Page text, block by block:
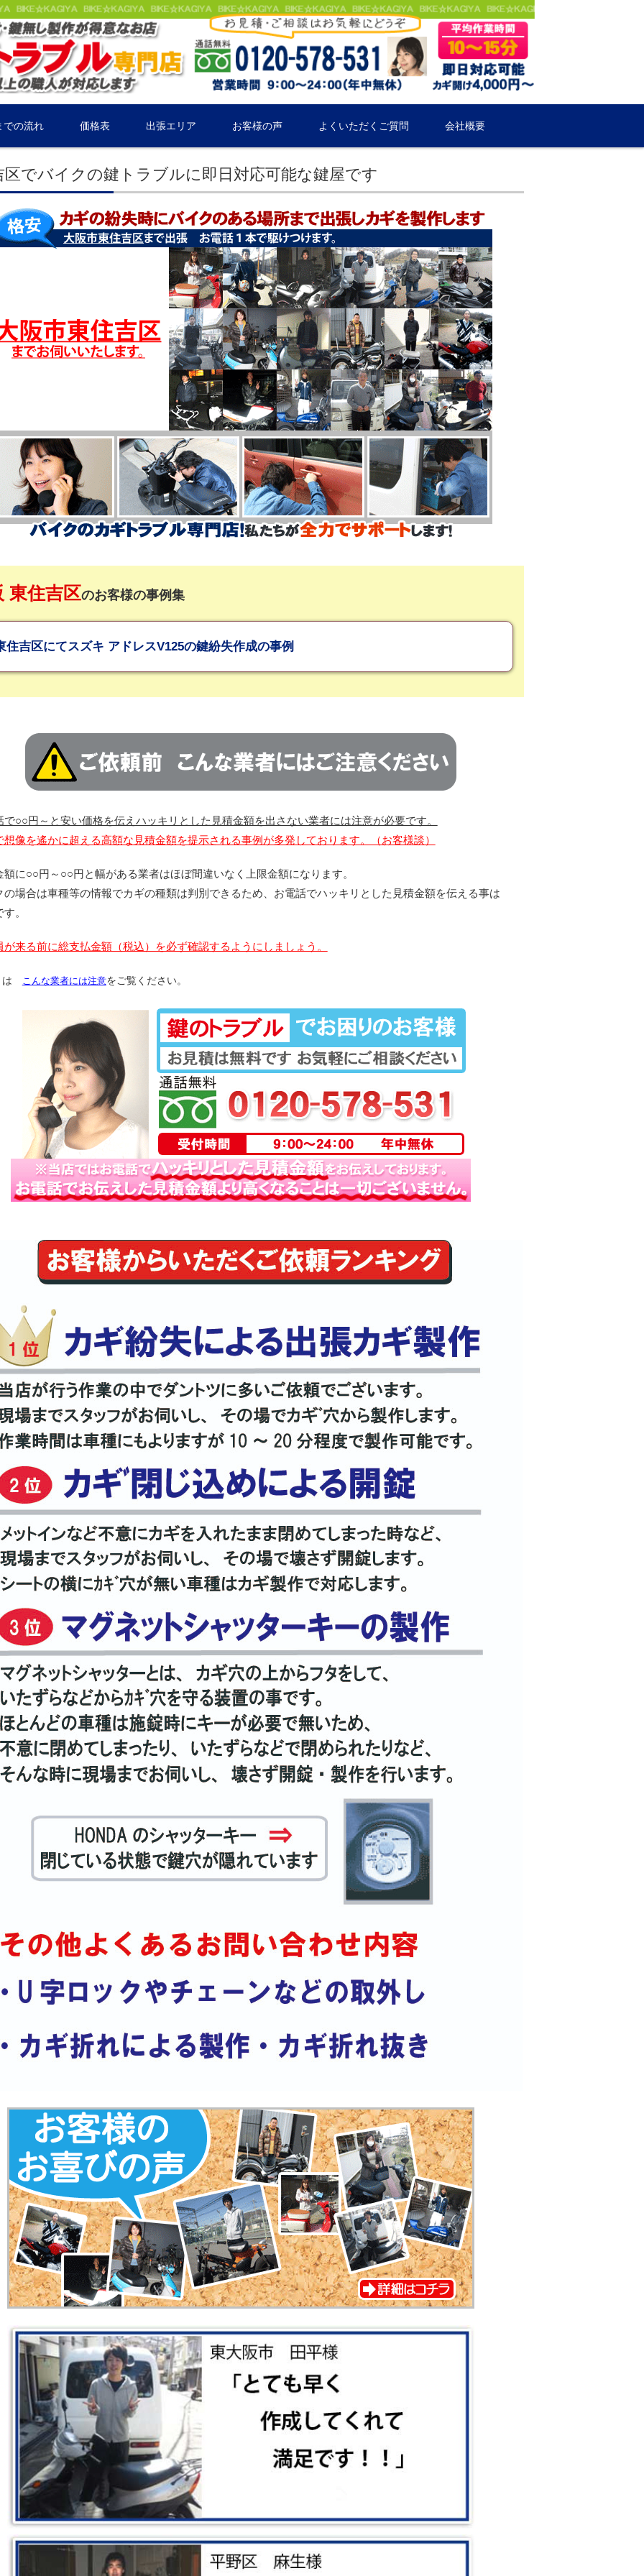
での流れ 価格表 出張エリア お客様の声 よくいただくご質問 会社概要
区でバイクの鍵トラブルに即日対応可能な鍵屋です
東住吉区のお客様の事例集
住吉区にてスズキ アドレスV125の鍵紛失作成の事例
で○○円～と安い価格を伝えハッキリとした見積金額を出さない業者には注意が必要です。
想像を遙かに超える高額な見積金額を提示される事例が多発しております。（お客様談）
額に○○円～○○円と幅がある業者はほぼ間違いなく上限金額になります。
の場合は車種等の情報でカギの種類は判別できるため、お電話でハッキリとした見積金額を伝える事は
。
が来る前に総支払金額（税込）を必ず確認するようにしましょう。
は こんな業者には注意をご覧ください。